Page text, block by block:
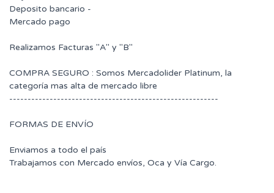
Deposito bancario -
Mercado pago
Realizamos Facturas "A" y "B"
COMPRA SEGURO : Somos Mercadolider Platinum, la
categoría mas alta de mercado libre
---------------------------------------------------------
FORMAS DE ENVÍO
Enviamos a todo el país
Trabajamos con Mercado envíos, Oca y Vía Cargo.